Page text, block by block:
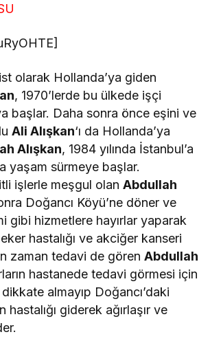
olarak Hollanda’ya giden
, 1970’lerde bu ülkede işçi
başlar. Daha sonra önce eşini ve
Ali Alışkan‘ı da Hollanda’ya
Alışkan, 1984 yılında İstanbul’a
yaşam sürmeye başlar.
işlerle meşgul olanAbdullah
Doğancı Köyü’ne döner ve
gibi hizmetlere hayırlar yaparak
hastalığı ve akciğer kanseri
zaman tedavi de görenAbdullah
hastanede tedavi görmesi için
dikkate almayıp Doğancı’daki
giderek ağırlaşır ve